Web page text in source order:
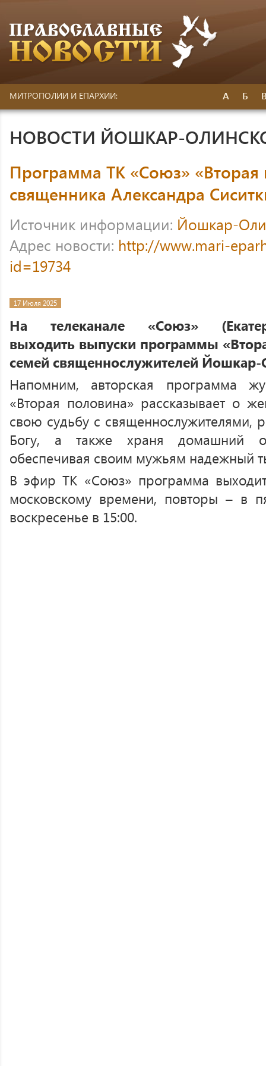
МИТРОПОЛИИ И ЕПАРХИИ: А Б
НОВОСТИ ЙОШКАР-
Программа ТК «Союз» «Вторая
священника Александра
Источник информации: Йошкар-
Адрес новости: http://www.mari-
id=19734
17 Июля 2025
На телеканале «Союз»
выходить выпуски программы
семей священнослужителей
Напомним, авторская программа
«Вторая половина» рассказывает о
свою судьбу с священнослужителями,
Богу, а также храня домашний
обеспечивая своим мужьям надежный
В эфир ТК «Союз» программа
московскому времени, повторы – в
воскресенье в 15:00.